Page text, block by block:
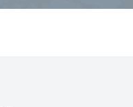
et transports
Les
Balades